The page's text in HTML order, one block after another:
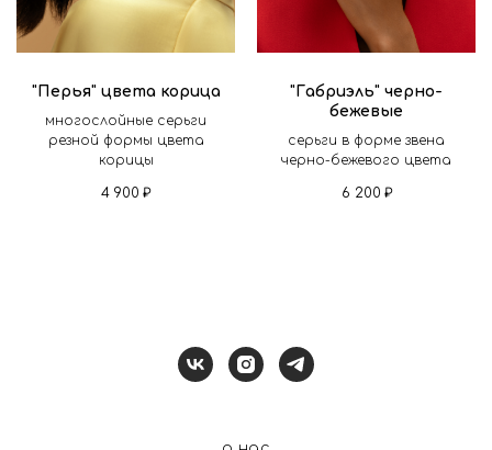
"Перья" цвета корица
многослойные серьги
резной формы цвета
корицы
4 900 ₽
"Габриэль" черно-
бежевые
серьги в форме звена
черно-бежевого цвета
6 200 ₽